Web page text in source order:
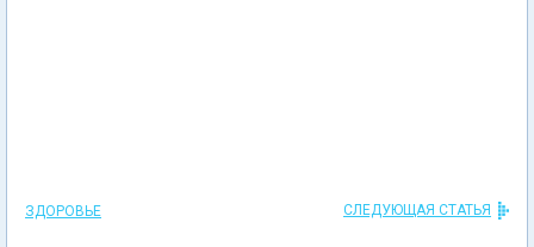
ЗДОРОВЬЕ СЛЕДУЮЩАЯ СТАТЬЯ